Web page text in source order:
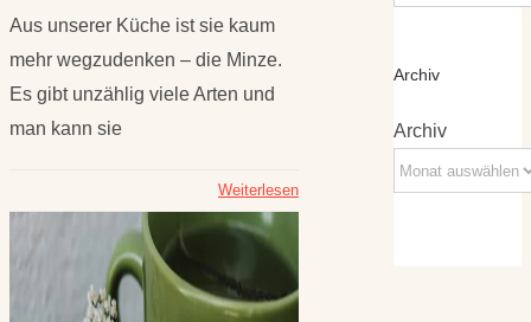
Aus unserer Küche ist sie kaum
mehr wegzudenken – die Minze.
Es gibt unzählig viele Arten und
man kann sie
Weiterlesen
Archiv
Archiv